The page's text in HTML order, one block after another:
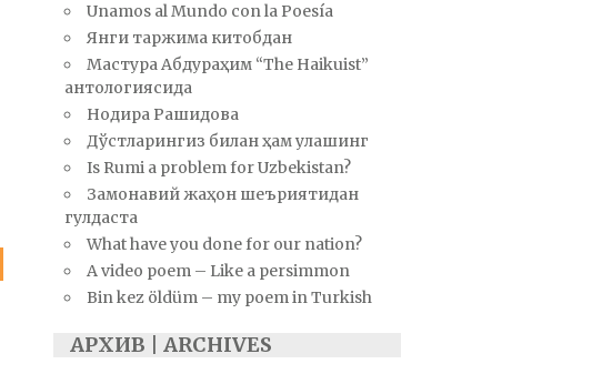
Unamos al Mundo con la Poesía
Янги таржима китобдан
Мастура Абдураҳим “The Haikuist”
антологиясида
Нодира Рашидова
Дўстларингиз билан ҳам улашинг
Is Rumi a problem for Uzbekistan?
Замонавий жаҳон шеъриятидан
гулдаста
What have you done for our nation?
A video poem – Like a persimmon
Bin kez öldüm – my poem in Turkish
АРХИВ | ARCHIVES